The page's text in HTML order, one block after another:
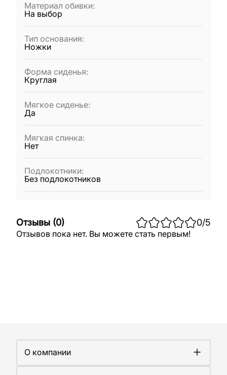
Материал обивки:
На выбор
Тип основания:
Ножки
Форма сиденья:
Круглая
Мягкое сиденье:
Да
Мягкая спинка:
Нет
Подлокотники:
Без подлокотников
Отзывы (0) 0/5
Отзывов пока нет. Вы можете стать первым!
О компании